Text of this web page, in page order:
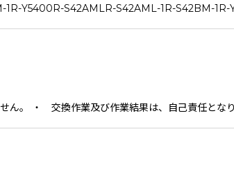
1R-Y5400R-S42AMLR-S42AML-1R-S42BM-
。 ・ 交換作業及び作業結果は、自己責任とな